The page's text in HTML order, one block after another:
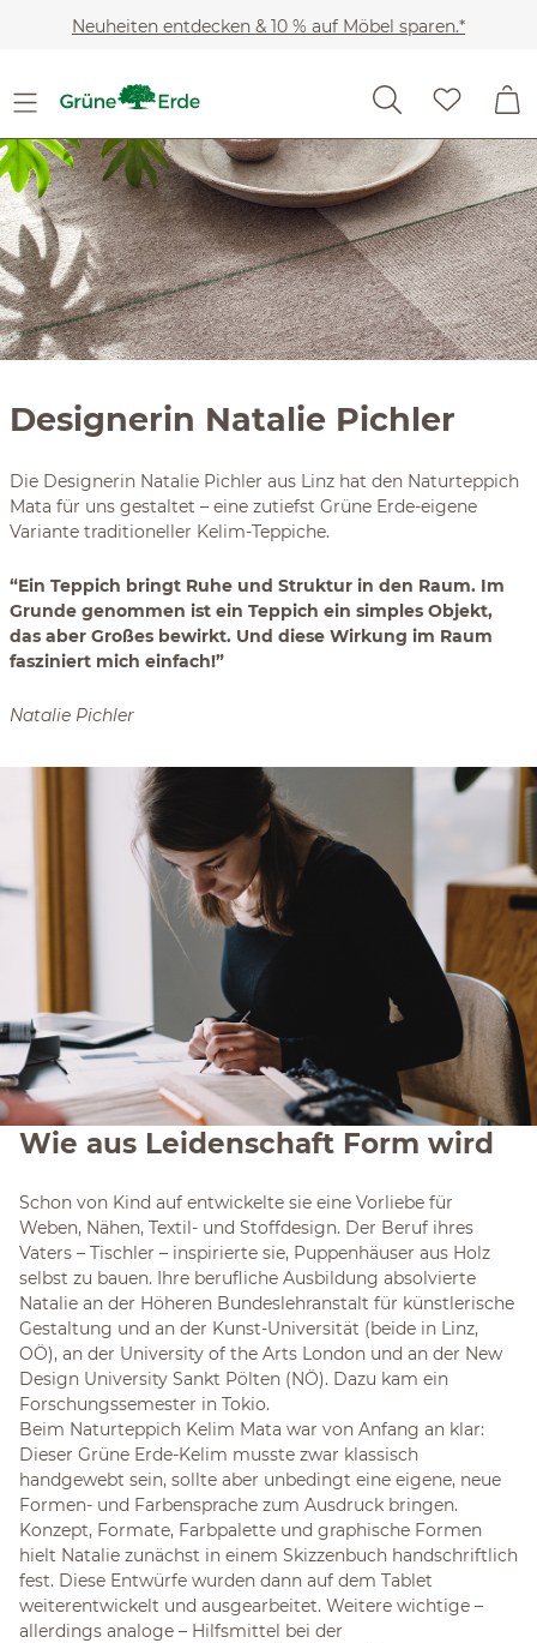
Zum Hauptinhalt springen
Neuheiten entdecken & 10 % auf Möbel sparen.*
Designerin Natalie Pichler
Die Designerin Natalie Pichler aus Linz hat den Naturteppich
Mata für uns gestaltet – eine zutiefst Grüne Erde-eigene
Variante traditioneller Kelim-Teppiche.
“Ein Teppich bringt Ruhe und Struktur in den Raum. Im
Grunde genommen ist ein Teppich ein simples Objekt,
das aber Großes bewirkt. Und diese Wirkung im Raum
fasziniert mich einfach!”
Natalie Pichler
Wie aus Leidenschaft Form wird
Schon von Kind auf entwickelte sie eine Vorliebe für
Weben, Nähen, Textil- und Stoffdesign. Der Beruf ihres
Vaters – Tischler – inspirierte sie, Puppenhäuser aus Holz
selbst zu bauen. Ihre berufliche Ausbildung absolvierte
Natalie an der Höheren Bundeslehranstalt für künstlerische
Gestaltung und an der Kunst-Universität (beide in Linz,
OÖ), an der University of the Arts London und an der New
Design University Sankt Pölten (NÖ). Dazu kam ein
Forschungssemester in Tokio.
Beim Naturteppich Kelim Mata war von Anfang an klar:
Dieser Grüne Erde-Kelim musste zwar klassisch
handgewebt sein, sollte aber unbedingt eine eigene, neue
Formen- und Farbensprache zum Ausdruck bringen.
Konzept, Formate, Farbpalette und graphische Formen
hielt Natalie zunächst in einem Skizzenbuch handschriftlich
fest. Diese Entwürfe wurden dann auf dem Tablet
weiterentwickelt und ausgearbeitet. Weitere wichtige –
allerdings analoge – Hilfsmittel bei der